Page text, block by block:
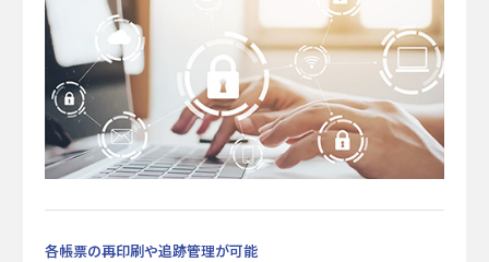
各帳票の再印刷や追跡管理が可能